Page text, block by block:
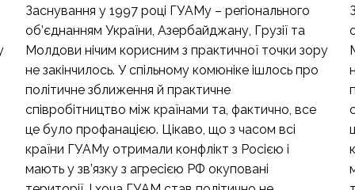
Заснування у 1997 році ГУАМу – регіонального
об’єднанням України, Азербайджану, Грузії та
Молдови нічим корисним з практичної точки зору
не закінчилось. У спільному комюніке ішлось про
політичне зближення й практичне
співробітництво між країнами та, фактично, все
це було профанацією. Цікаво, що з часом всі
країни ГУАМу отримали конфлікт з Росією і
мають у зв’язку з агресією РФ окуповані